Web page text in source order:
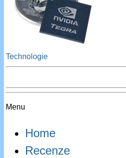
Technologie
Menu
Home
Recenze